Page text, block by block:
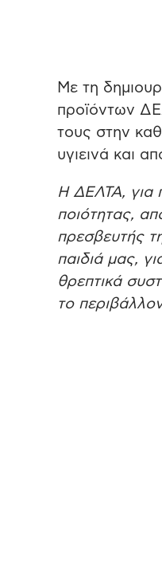
Με τη
προϊόντων
τους στην
υγιεινά και
H ΔΕΛΤΑ, για
ποιότητας,
πρεσβευτής
παιδιά μας,
θρεπτικά
το